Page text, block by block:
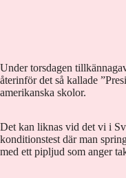
Under torsdagen
återinför det så kallade
amerikanska skolor.
Det kan liknas vid det vi i
konditionstest där man
med ett pipljud som anger